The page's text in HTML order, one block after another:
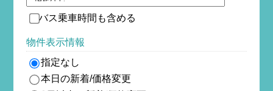
バス乗車時間も含める
物件表示情報
指定なし
本日の新着/価格変更